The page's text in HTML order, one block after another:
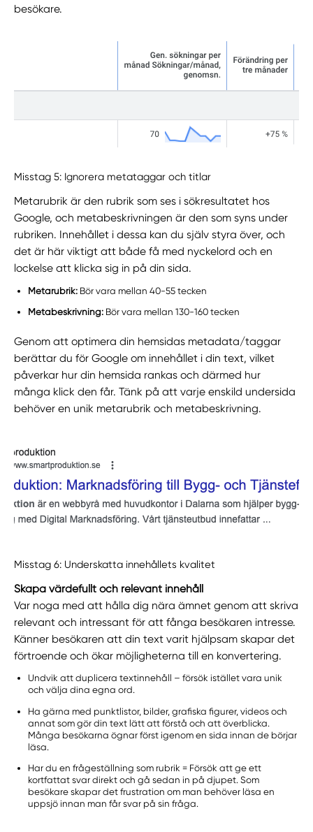
besökare.
Misstag 5: Ignorera metataggar och titlar
Metarubrik är den rubrik som ses i sökresultatet hos
Google, och metabeskrivningen är den som syns under
rubriken. Innehållet i dessa kan du själv styra över, och
det är här viktigt att både få med nyckelord och en
lockelse att klicka sig in på din sida.
Metarubrik: Bör vara mellan 40-55 tecken
Metabeskrivning: Bör vara mellan 130-160 tecken
Genom att optimera din hemsidas metadata/taggar
berättar du för Google om innehållet i din text, vilket
påverkar hur din hemsida rankas och därmed hur
många klick den får. Tänk på att varje enskild undersida
behöver en unik metarubrik och metabeskrivning.
Misstag 6: Underskatta innehållets kvalitet
Skapa värdefullt och relevant innehåll
Var noga med att hålla dig nära ämnet genom att skriva
relevant och intressant för att fånga besökaren intresse.
Känner besökaren att din text varit hjälpsam skapar det
förtroende och ökar möjligheterna till en konvertering.
Undvik att duplicera textinnehåll – försök istället vara unik
och välja dina egna ord.
Ha gärna med punktlistor, bilder, grafiska figurer, videos och
annat som gör din text lätt att förstå och att överblicka.
Många besökarna ögnar först igenom en sida innan de börjar
läsa.
Har du en frågeställning som rubrik = Försök att ge ett
kortfattat svar direkt och gå sedan in på djupet. Som
besökare skapar det frustration om man behöver läsa en
uppsjö innan man får svar på sin fråga.